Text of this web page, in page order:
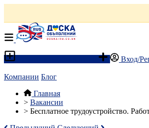
Вход/
Компании Блог
Главная
> Вакансии
> Бесплатное трудоустройство.